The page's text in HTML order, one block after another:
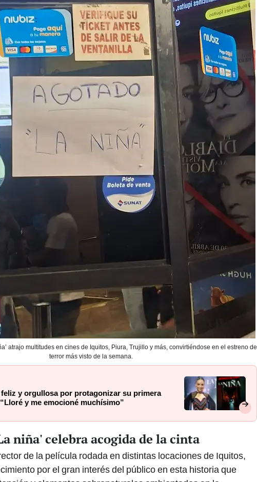
atrajo multitudes en cines de Iquitos, Piura, Trujillo y más, convirtiéndose en el estreno de
terror más visto de la semana.
y orgullosa por protagonizar su primera
y me emocioné muchísimo”
niña' celebra acogida de la cinta
de la película rodada en distintas locaciones de Iquitos,
por el gran interés del público en esta historia que